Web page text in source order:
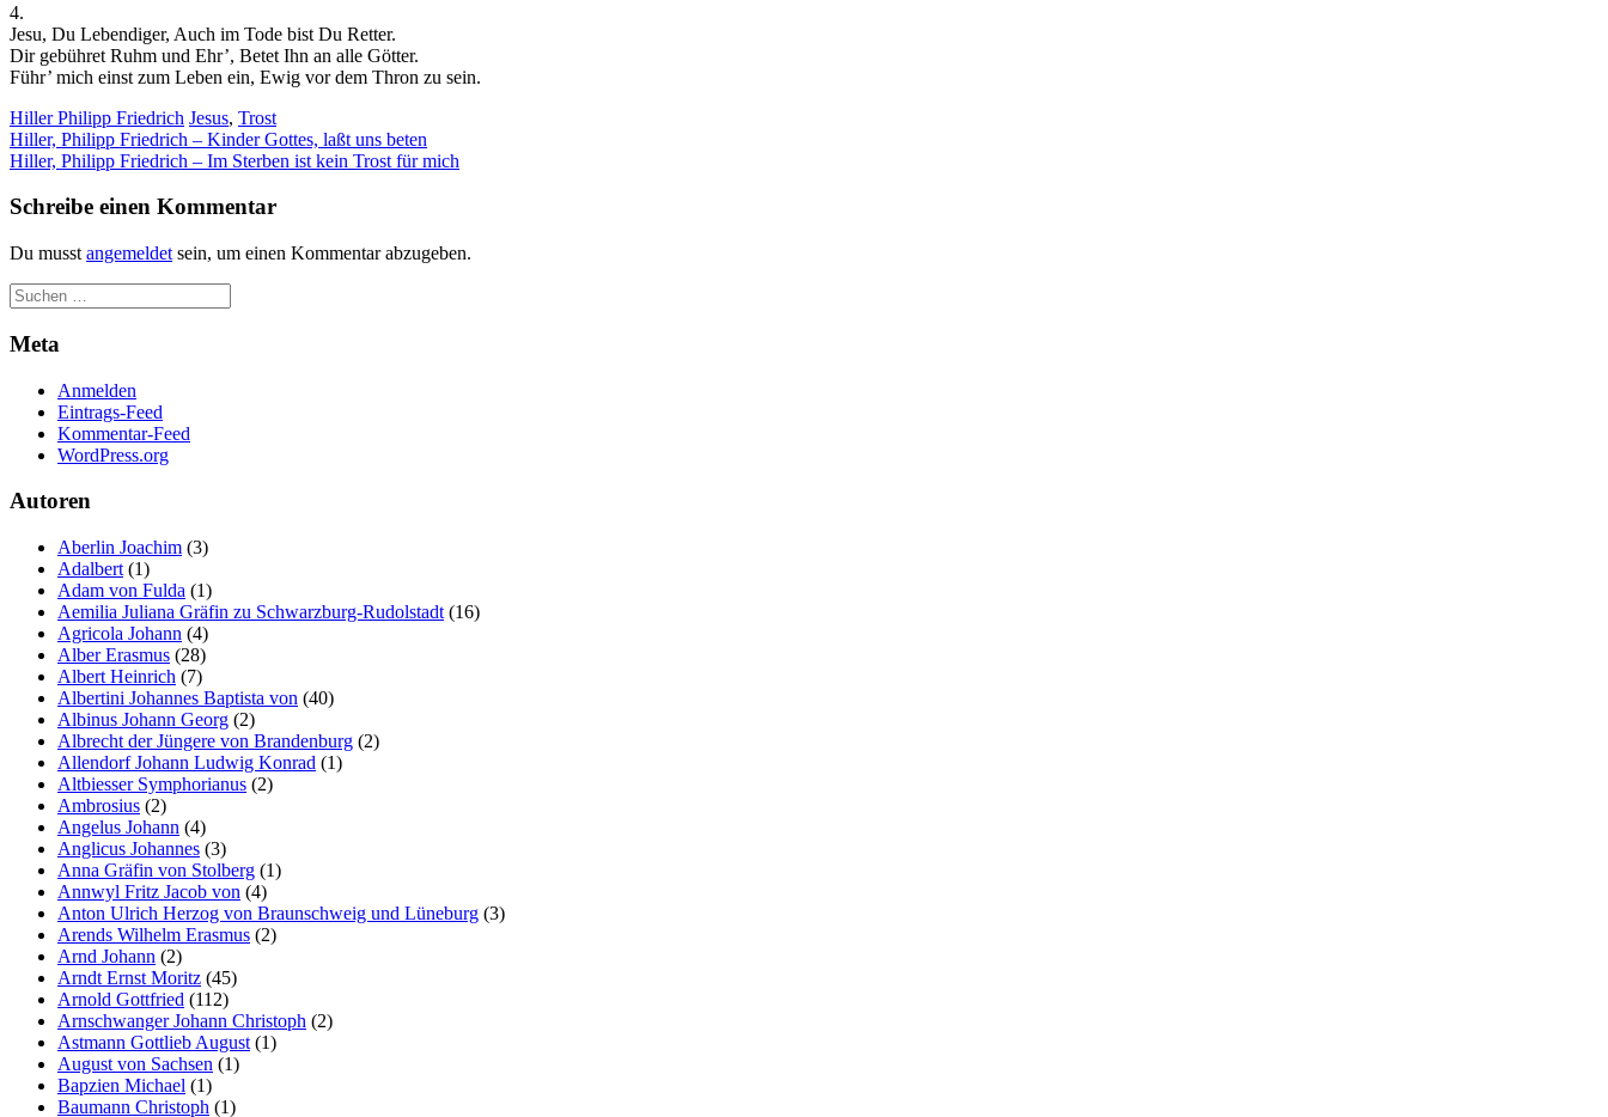
4.
Jesu, Du Lebendiger, Auch im Tode bist Du Retter.
Dir gebühret Ruhm und Ehr’, Betet Ihn an alle Götter.
Führ’ mich einst zum Leben ein, Ewig vor dem Thron zu sein.
Hiller Philipp Friedrich Jesus, Trost
Beitragsnavigation
Hiller, Philipp Friedrich – Kinder Gottes, laßt uns beten
Hiller, Philipp Friedrich – Im Sterben ist kein Trost für mich
Schreibe einen Kommentar
Du musst angemeldet sein, um einen Kommentar abzugeben.
Meta
Anmelden
Eintrags-Feed
Kommentar-Feed
WordPress.org
Autoren
Aberlin Joachim (3)
Adalbert (1)
Adam von Fulda (1)
Aemilia Juliana Gräfin zu Schwarzburg-Rudolstadt (16)
Agricola Johann (4)
Alber Erasmus (28)
Albert Heinrich (7)
Albertini Johannes Baptista von (40)
Albinus Johann Georg (2)
Albrecht der Jüngere von Brandenburg (2)
Allendorf Johann Ludwig Konrad (1)
Altbiesser Symphorianus (2)
Ambrosius (2)
Angelus Johann (4)
Anglicus Johannes (3)
Anna Gräfin von Stolberg (1)
Annwyl Fritz Jacob von (4)
Anton Ulrich Herzog von Braunschweig und Lüneburg (3)
Arends Wilhelm Erasmus (2)
Arnd Johann (2)
Arndt Ernst Moritz (45)
Arnold Gottfried (112)
Arnschwanger Johann Christoph (2)
Astmann Gottlieb August (1)
August von Sachsen (1)
Bapzien Michael (1)
Baumann Christoph (1)
sind nicht
optional.
Sie werden
damit die
Website
funktioniert.
Mit diesen
Cookies
können wir die
und Struktur
auf Basis der
Nutzung
verbessern.
Erfahrung
Website
während
Ihres Besuchs
so gut wie
möglich
funktioniert.
Wenn Sie
diese Cookies
ablehnen,
verschwinden
einige
Funktionen
von der
Website.
Marketing
Indem Sie uns Ihre
Interessen und Ihr
Verhalten beim
Besuch unserer
Website mitteilen,
erhöhen Sie die
Wahrscheinlichkeit,
personalisierte
Inhalte und